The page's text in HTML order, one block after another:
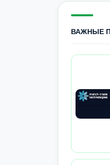
ВАЖНЫЕ